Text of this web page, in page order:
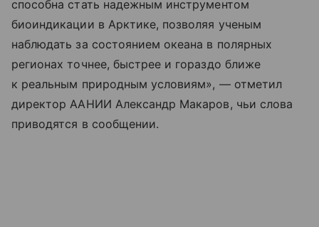
способна стать надежным инструментом
биоиндикации в Арктике, позволяя ученым
наблюдать за состоянием океана в полярных
регионах точнее, быстрее и гораздо ближе
к реальным природным условиям», — отметил
директор ААНИИ Александр Макаров, чьи слова
приводятся в сообщении.